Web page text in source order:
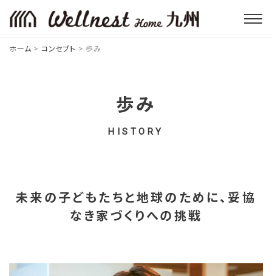
ホーム > コンセプト >歩み
歩み
HISTORY
未来の子どもたちと地球のために、 妥協
なき家づくりへの挑戦